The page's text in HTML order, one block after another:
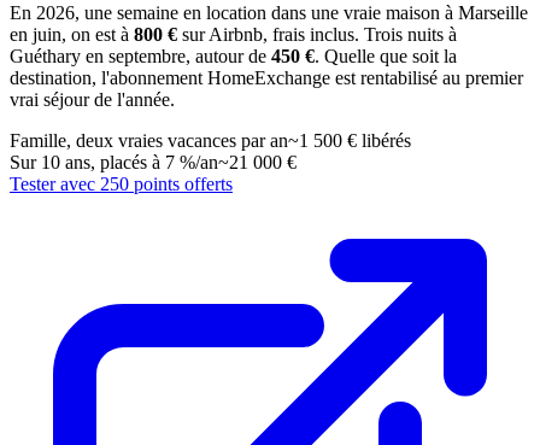
En 2026, une semaine en location dans une vraie maison à Marseille
en juin, on est à 800 € sur Airbnb, frais inclus. Trois nuits à
Guéthary en septembre, autour de 450 €. Quelle que soit la
destination, l'abonnement HomeExchange est rentabilisé au premier
vrai séjour de l'année.
Famille, deux vraies vacances par an~1 500 € libérés
Sur 10 ans, placés à 7 %/an~21 000 €
Tester avec 250 points offerts